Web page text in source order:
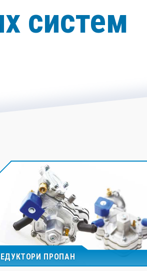
систем
ПРОПАН